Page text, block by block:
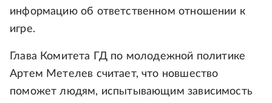
информацию об ответственном отношении к
игре.
Глава Комитета ГД по молодежной политике
Артем Метелев считает, что новшество
поможет людям, испытывающим зависимость